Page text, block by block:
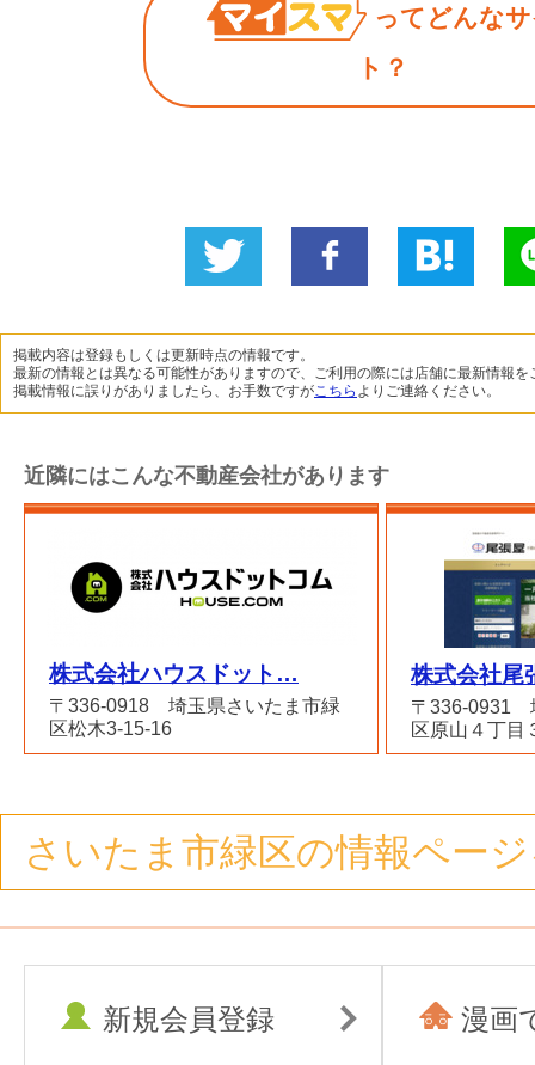
ってどんな
ト？
に投稿
ね！
掲載内容は登録もしくは更新時点の情報です。
最新の情報とは異なる可能性がありますので、ご利用の際には店舗に最新情報を
掲載情報に誤りがありましたら、お手数ですがこちら よりご連絡ください。
近隣にはこんな不動産会社があります
株式会社ハウスドット…
〒336-0918 埼玉県さいたま市緑
区松木3-15-16
株式会社
〒336-0931
区原山４丁
さいたま市緑区の情報ペー
新規会員登録 漫画